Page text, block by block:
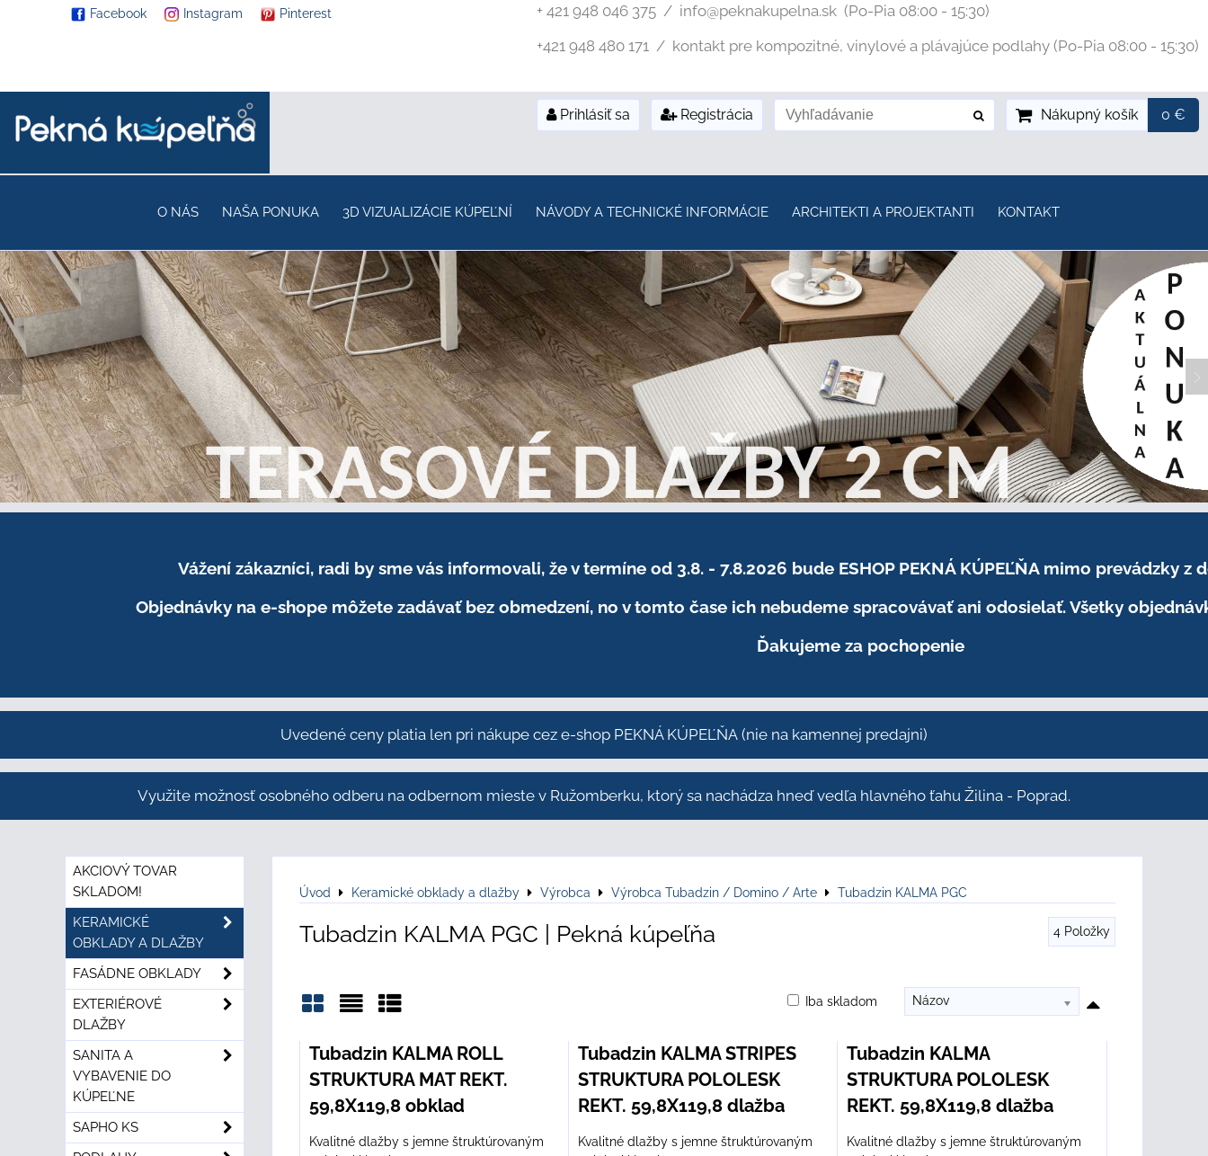
Facebook Instagram Pinterest + 421 948 046 375 / info@peknakupelna.sk (Po-Pia 08:00 - 15:30)
+421 948 480 171 / kontakt pre kompozitné, vinylové a plávajúce podlahy (Po-Pia 08:00 - 15:30)
Prihlásiť sa Registrácia Nákupný košík 0 €
O NÁS NAŠA PONUKA 3D VIZUALIZÁCIE KÚPEĽNÍ NÁVODY A TECHNICKÉ INFORMÁCIE ARCHITEKTI A PROJEKTANTI KONTAKT
Vážení zákazníci, radi by sme vás informovali, že v termíne od 3.8. - 7.8.2026 bude ESHOP PEKNÁ KÚPEĽŇA mimo prevádzky z
Objednávky na e-shope môžete zadávať bez obmedzení, no v tomto čase ich nebudeme spracovávať ani odosielať. Všetky
Ďakujeme za pochopenie
Uvedené ceny platia len pri nákupe cez e-shop PEKNÁ KÚPEĽŇA (nie na kamennej predajni)
Využite možnosť osobného odberu na odbernom mieste v Ružomberku, ktorý sa nachádza hneď vedľa hlavného ťahu Žilina - Poprad.
Úvod Keramické obklady a dlažby Výrobca Výrobca Tubadzin / Domino / Arte Tubadzin KALMA PGC
Tubadzin KALMA PGC | Pekná kúpeľňa 4 Položky
Mriežka
Názov
Iba skladom
Tubadzin KALMA ROLL
STRUKTURA MAT REKT.
59,8X119,8 obklad
Kvalitné dlažby s jemne štruktúrovaným
Tubadzin KALMA STRIPES
STRUKTURA POLOLESK
REKT. 59,8X119,8 dlažba
Kvalitné dlažby s jemne štruktúrovaným
Tubadzin KALMA
STRUKTURA POLOLESK
REKT. 59,8X119,8 dlažba
Kvalitné dlažby s jemne štruktúrovaným
AKCIOVÝ TOVAR
SKLADOM!
KERAMICKÉ
OBKLADY A DLAŽBY
FASÁDNE OBKLADY
EXTERIÉROVÉ
DLAŽBY
SANITA A
VYBAVENIE DO
KÚPEĽNE
SAPHO KS